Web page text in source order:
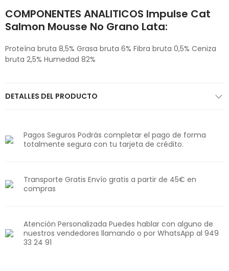
COMPONENTES ANALITICOS Impulse Cat
Salmon Mousse No Grano Lata:
Proteína bruta 8,5% Grasa bruta 6% Fibra bruta 0,5% Ceniza
bruta 2,5% Humedad 82%
DETALLES DEL PRODUCTO
Pagos Seguros Podrás completar el pago de forma
totalmente segura con tu tarjeta de crédito.
Transporte Gratis Envío gratis a partir de 45€ en
compras
Atención Personalizada Puedes hablar con alguno de
nuestros vendedores llamando o por WhatsApp al 949
33 24 91